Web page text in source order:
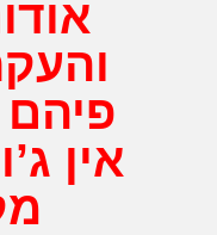
פיהם
אין